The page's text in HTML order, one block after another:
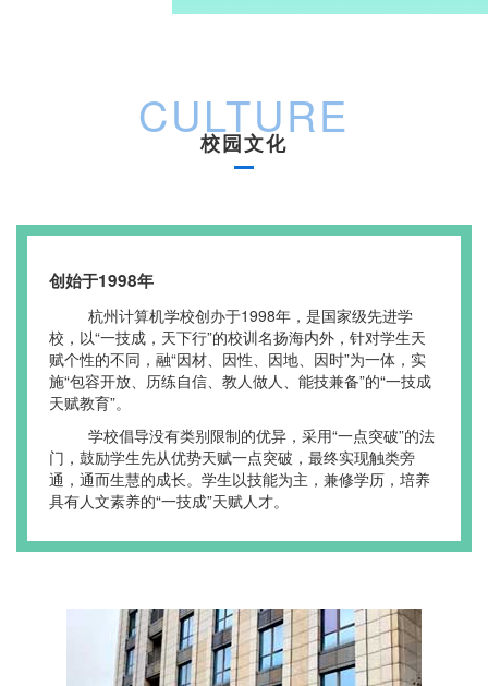
CULTURE
校园文化
创始于1998年
杭州计算机学校创办于1998年，是国家级先进学
校，以“一技成，天下行”的校训名扬海内外，针对学生天
赋个性的不同，融“因材、因性、因地、因时”为一体，实
施“包容开放、历练自信、教人做人、能技兼备”的“一技成
天赋教育”。
学校倡导没有类别限制的优异，采用“一点突破”的法
门，鼓励学生先从优势天赋一点突破，最终实现触类旁
通，通而生慧的成长。学生以技能为主，兼修学历，培养
具有人文素养的“一技成”天赋人才。